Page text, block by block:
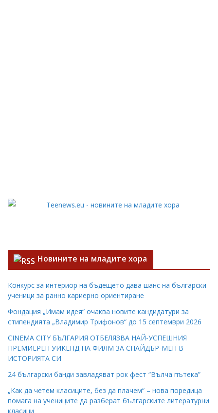
Новините на младите хора
Конкурс за интериор на бъдещето дава шанс на български
ученици за ранно кариерно ориентиране
Фондация „Имам идея“ очаква новите кандидатури за
стипендията „Владимир Трифонов“ до 15 септември 2026
CINEMA CITY БЪЛГАРИЯ ОТБЕЛЯЗВА НАЙ-УСПЕШНИЯ
ПРЕМИЕРЕН УИКЕНД НА ФИЛМ ЗА СПАЙДЪР-МЕН В
ИСТОРИЯТА СИ
24 български банди завладяват рок фест “Вълча пътека”
„Как да четем класиците, без да плачем“ – нова поредица
помага на учениците да разберат българските литературни
класици